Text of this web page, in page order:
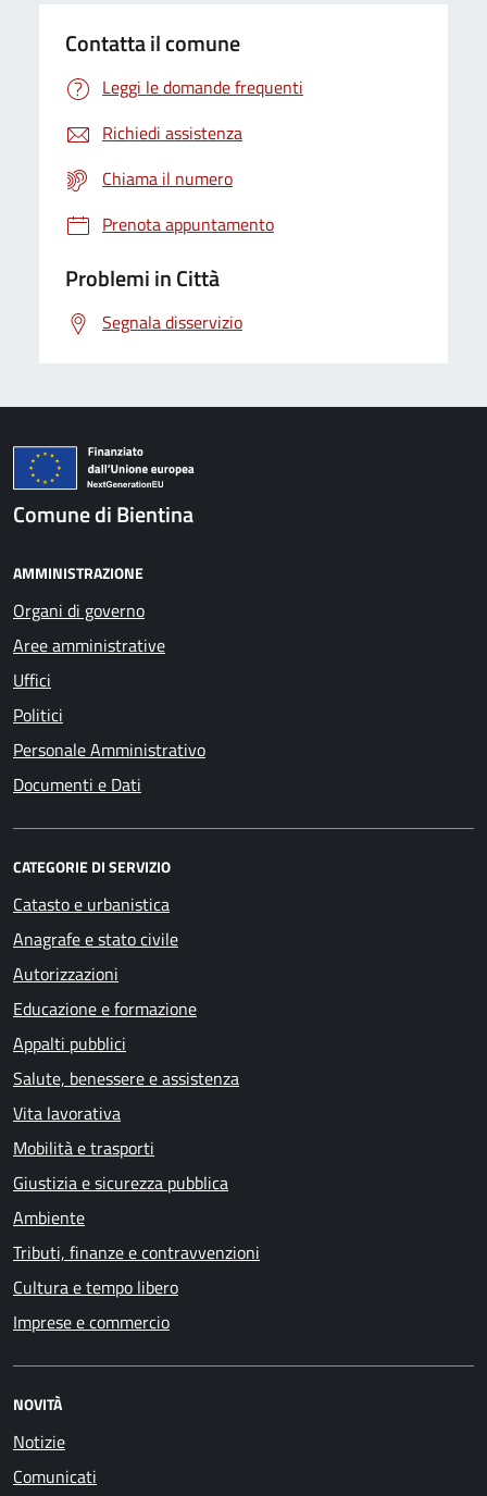
Contatta il comune
Leggi le domande frequenti
Richiedi assistenza
Chiama il numero
Prenota appuntamento
Problemi in Città
Segnala disservizio
Comune di Bientina
AMMINISTRAZIONE
Organi di governo
Aree amministrative
Uffici
Politici
Personale Amministrativo
Documenti e Dati
CATEGORIE DI SERVIZIO
Catasto e urbanistica
Anagrafe e stato civile
Autorizzazioni
Educazione e formazione
Appalti pubblici
Salute, benessere e assistenza
Vita lavorativa
Mobilità e trasporti
Giustizia e sicurezza pubblica
Ambiente
Tributi, finanze e contravvenzioni
Cultura e tempo libero
Imprese e commercio
NOVITÀ
Notizie
Comunicati